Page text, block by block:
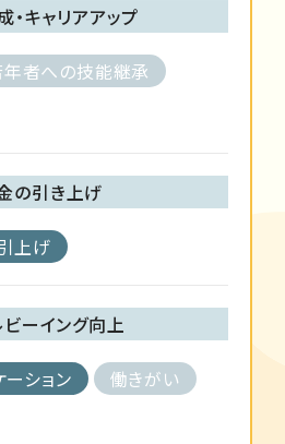
・キャリアアップ
年者への技能継承
の引き上げ
上げ
ビーイング向上
ション
働きがい